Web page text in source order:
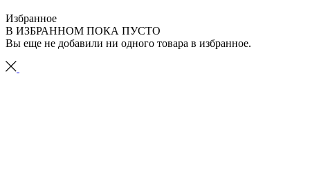
Избранное
В ИЗБРАННОМ ПОКА ПУСТО
Вы еще не добавили ни одного товара в избранное.